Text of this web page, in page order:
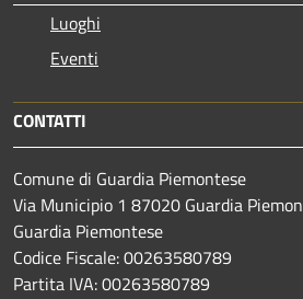
Luoghi
Eventi
CONTATTI
Comune di Guardia Piemontese
Via Municipio 1 87020 Guardia
Guardia Piemontese
Codice Fiscale: 00263580789
Partita IVA: 00263580789